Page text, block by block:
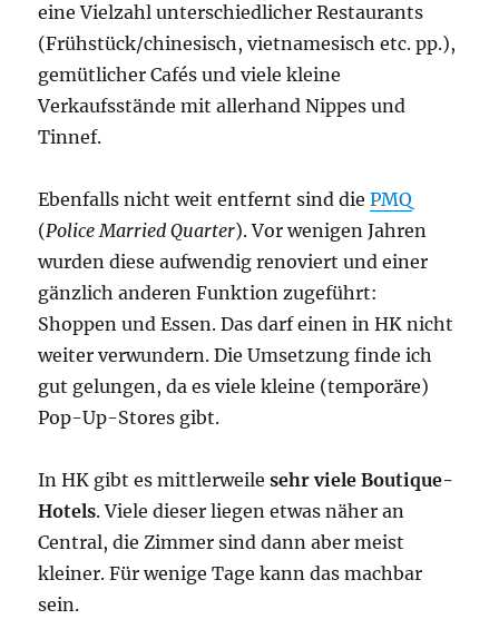
eine Vielzahl unterschiedlicher Restaurants
(Frühstück/chinesisch, vietnamesisch etc. pp.),
gemütlicher Cafés und viele kleine
Verkaufsstände mit allerhand Nippes und
Tinnef.
Ebenfalls nicht weit entfernt sind diePMQ
(Police Married Quarter). Vor wenigen Jahren
wurden diese aufwendig renoviert und einer
gänzlich anderen Funktion zugeführt:
Shoppen und Essen. Das darf einen in HK nicht
weiter verwundern. Die Umsetzung finde ich
gut gelungen, da es viele kleine (temporäre)
Pop-Up-Stores gibt.
In HK gibt es mittlerweilesehr viele Boutique-
Hotels. Viele dieser liegen etwas näher an
Central, die Zimmer sind dann aber meist
kleiner. Für wenige Tage kann das machbar
sein.